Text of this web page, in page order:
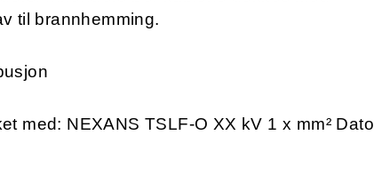
til brannhemming.
med: NEXANS TSLF-O XX kV 1 x mm² Dato